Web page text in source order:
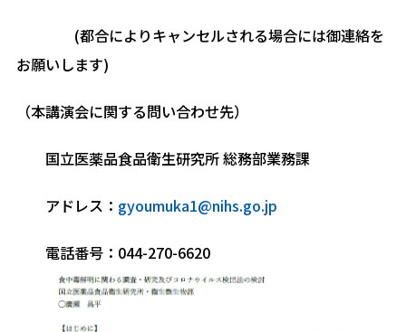
(都合によりキャンセルされる場合には御連絡を
お願いします)
（本講演会に関する問い合わせ先）
国立医薬品食品衛生研究所 総務部業務課
アドレス： gyoumuka1@nihs.go.jp
電話番号：044-270-6620